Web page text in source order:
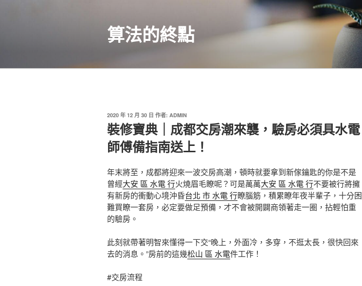
算法的終點
發
佈
於
2020 年 12 月 30 日 作者: ADMIN
裝修寶典｜成都交房潮來襲，驗房必須具水電
師傅備指南送上！
年末將至，成都將迎來一波交房高潮，頓時就要拿到新傢鑰匙的你是不是
曾經大安 區 水電 行火燒眉毛瞭呢？可是萬萬大安 區 水電 行不要被行將擁
有新房的衝動心境沖昏台北 市 水電 行瞭腦筋，積累瞭年夜半輩子，十分困
難買瞭一套房，必定要做足預備，才不會被開闢商領著走一圈，拈輕怕重
的驗房。
此刻就帶著明智來懂得一下交“晚上，外面冷，多穿，不逛太長，很快回來
去的消息。”房前的這幾松山 區 水電件工作！
#交房流程